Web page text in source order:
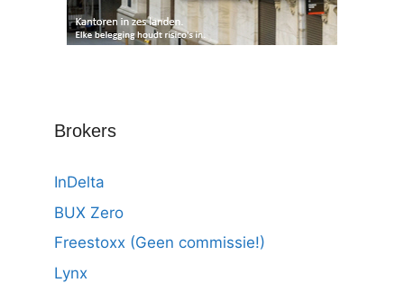
Brokers
InDelta
BUX Zero
Freestoxx (Geen commissie!)
Lynx